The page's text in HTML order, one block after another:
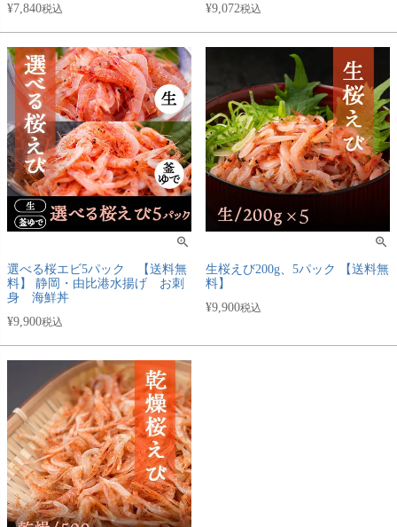
¥7,840税込
¥9,072税込
選べる桜エビ5パック 【送料無
料】 静岡・由比港水揚げ お刺
身 海鮮丼
¥9,900税込
生桜えび200g、5パック 【送料無
料】
¥9,900税込